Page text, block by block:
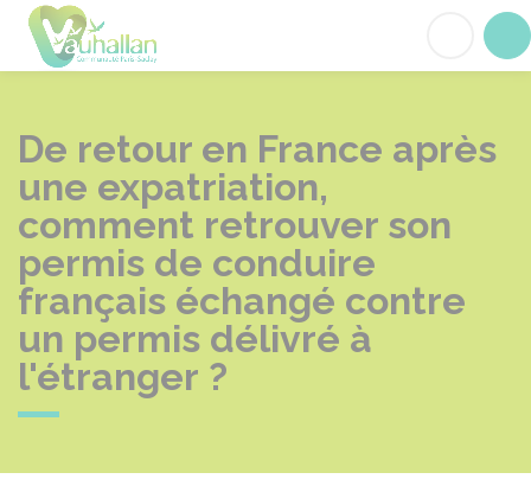
De retour en France après
une expatriation,
comment retrouver son
permis de conduire
français échangé contre
un permis délivré à
l'étranger ?